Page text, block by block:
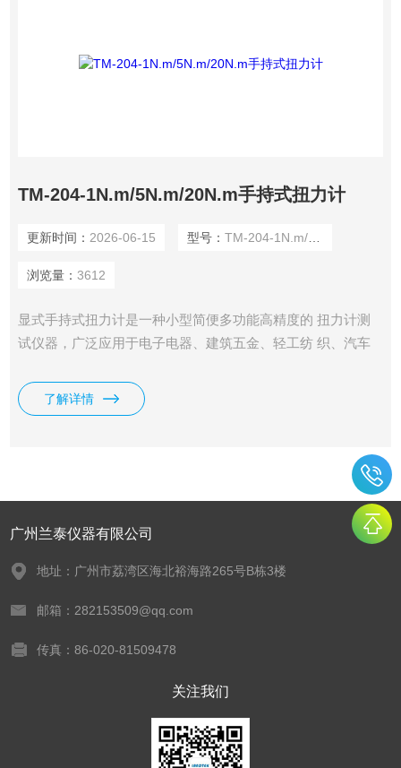
TM-204-1N.m/5N.m/20N.m手持式扭力计
更新时间： 2026-06-15 型号： TM-204-1N.m/5N.m/20N.m
浏览量： 3612
显式手持式扭力计是一种小型简便多功能高精度的 扭力计测
试仪器，广泛应用于电子电器、建筑五金、轻工纺 织、汽车
化工、动力机械、科研机构等行业的扭力负荷、 试验等。
了解详情
广州兰泰仪器有限公司
地址：广州市荔湾区海北裕海路265号B栋3楼
邮箱：282153509@qq.com
传真：86-020-81509478
关注我们